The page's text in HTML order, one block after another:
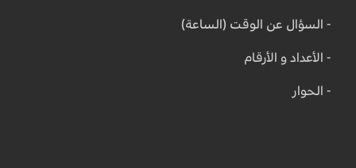
- السؤال عن الوقت (الساعة)
- الأعداد و الأرقام
- الحوار